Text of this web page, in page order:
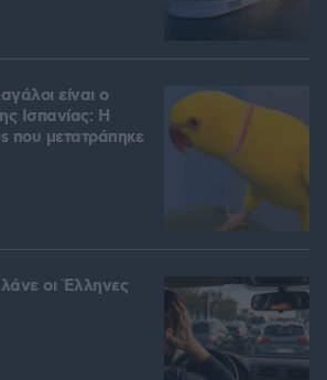
είναι ο
Ισπανίας: Η
μετατράπηκε
οι Έλληνες